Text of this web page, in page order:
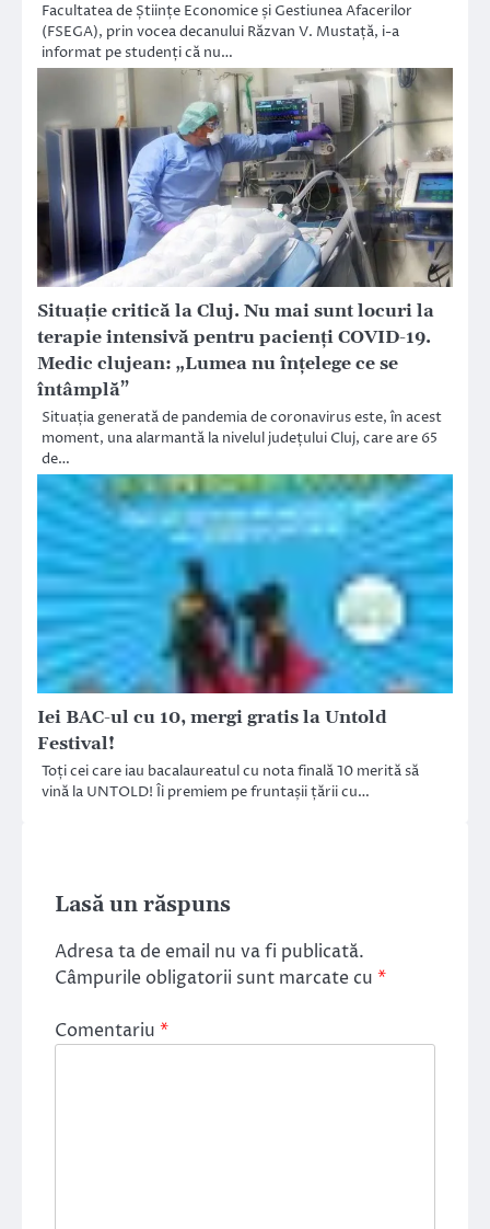
Facultatea de Științe Economice și Gestiunea Afacerilor
(FSEGA), prin vocea decanului Răzvan V. Mustață, i-a
informat pe studenți că nu…
Situație critică la Cluj. Nu mai sunt locuri la
terapie intensivă pentru pacienți COVID-19.
Medic clujean: „Lumea nu înțelege ce se
întâmplă”
Situația generată de pandemia de coronavirus este, în acest
moment, una alarmantă la nivelul județului Cluj, care are 65
de…
Iei BAC-ul cu 10, mergi gratis la Untold
Festival!
Toți cei care iau bacalaureatul cu nota finală 10 merită să
vină la UNTOLD! Îi premiem pe fruntașii țării cu…
Lasă un răspuns
Adresa ta de email nu va fi publicată.
Câmpurile obligatorii sunt marcate cu *
Comentariu *